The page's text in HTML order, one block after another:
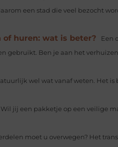
een stad die veel bezocht
huren: wat is beter?
Een
gebruikt. Ben je aan het
wel wat vanaf weten. Het is
jij een pakketje op een veilige
moet u overwegen? Het